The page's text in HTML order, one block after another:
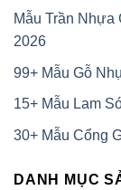
Mẫu Trần Nhựa
2026
99+ Mẫu Gỗ
15+ Mẫu Lam
30+ Mẫu Cổng
DANH MỤC